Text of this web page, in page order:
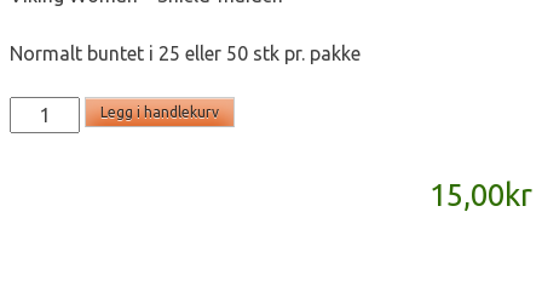
Normalt buntet i 25 eller 50 stk pr. pakke
SD846
-
Legg i handlekurv
15,00kr